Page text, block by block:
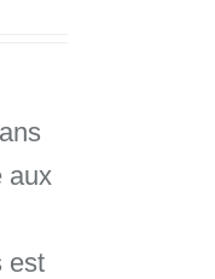
était :
aux
est